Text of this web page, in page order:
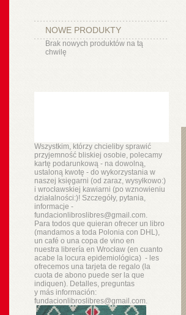
NOWE PRODUKTY
Brak nowych produktów na tą
chwilę
Wszystkim, którzy chcieliby sprawić
przyjemność bliskiej osobie, polecamy
kartę podarunkową - na dowolną,
ustaloną kwotę - do wykorzystania w
naszej księgarni (od zaraz, wysyłkowo:)
i wrocławskiej kawiarni (po wznowieniu
działalności:)! Szczegóły, pytania,
informacje -
fundacionlibroslibres@gmail.com.
Para todos que quieran ofrecer un libro
(mandamos a toda Polonia con DHL),
un café o una copa de vino en
nuestra libreríaen Wrocław (en cuanto
acabe la locura epidemiológica) - les
ofrecemos una tarjeta de regalo (la
cuota de abono puede ser la que
indiquen). Detalles, preguntas
y másinformación:
fundacionlibroslibres@gmail.com.